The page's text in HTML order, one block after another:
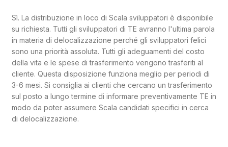
Sì. La distribuzione in loco di Scala sviluppatori è disponibile
su richiesta. Tutti gli sviluppatori di TE avranno l'ultima parola
in materia di delocalizzazione perché gli sviluppatori felici
sono una priorità assoluta. Tutti gli adeguamenti del costo
della vita e le spese di trasferimento vengono trasferiti al
cliente. Questa disposizione funziona meglio per periodi di
3-6 mesi. Si consiglia ai clienti che cercano un trasferimento
sul posto a lungo termine di informare preventivamente TE in
modo da poter assumere Scala candidati specifici in cerca
di delocalizzazione.